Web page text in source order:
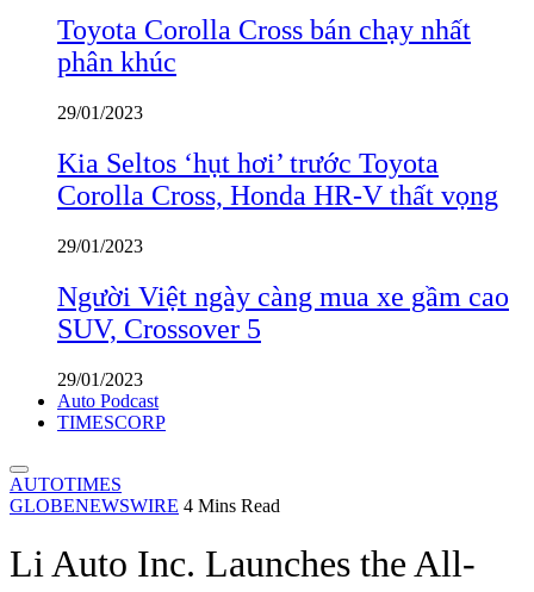
Toyota Corolla Cross bán chạy nhất
phân khúc
29/01/2023
Kia Seltos ‘hụt hơi’ trước Toyota
Corolla Cross, Honda HR-V thất vọng
29/01/2023
Người Việt ngày càng mua xe gầm cao
SUV, Crossover 5
29/01/2023
Auto Podcast
TIMESCORP
AUTOTIMES
GLOBENEWSWIRE 4 Mins Read
Li Auto Inc. Launches the All-